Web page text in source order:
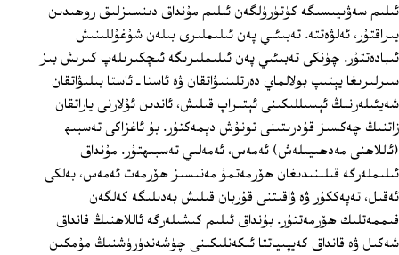
ئىلىم سەۋىيىسىگە كۈتۈرۈلگەن ئىلىم مۇنداق دىنسىزلىق روھىدىن
يىراقتۇر، ئەلۋەتتە. تەبىئىي پەن ئىلىملىرى بىلەن شۇغۇللىنىش
ئىبادەتتۇر. چۈنكى تەبىئىي پەن ئىلىملىرىگە ئىچكىرىلەپ كىرىش بىز
سىرلىرىغا يېتىپ بولالماي دەرتلىنىۋاتقان ۋە ئاستا ـ ئاستا بىلىۋاتقان
شەيئىلەرنىڭ ئېسىللىكىنى ئېتىراپ قىلىش، ئاندىن ئۇلارنى ياراتقان
زاتنىڭ چەكسىز قۇدرىتىنى تونۇش دېمەكتۇر. بۇ ئاغزاكى تەسبىھ
(ئاللاھنى مەدھىيىلەش) ئەمەس، ئەمەلىي تەسبىھتۇر. مۇنداق
ئىلىملەرگە قىلىنىدىغان ھۆرمەتمۇ مەنىسىز ھۆرمەت ئەمەس، بەلكى
ئەقىل، تەپەككۇر ۋە ۋاقىتنى قۇربان قىلىش بەدىلىگە كەلگەن
قىممەتلىك ھۆرمەتتۇر. بۇنداق ئىلىم كىشىلەرگە ئاللاھنىڭ قانداق
شەكىل ۋە قانداق كەيپىياتتا ئىكەنلىكىنى چۈشەندۈرۈشنىڭ مۇمكىن